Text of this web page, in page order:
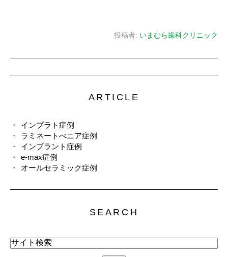
投稿者: いまむら歯科クリニック
ARTICLE
インプラト症例
ラミネートべニア症例
インプラント症例
e-max症例
オールセラミック症例
SEARCH